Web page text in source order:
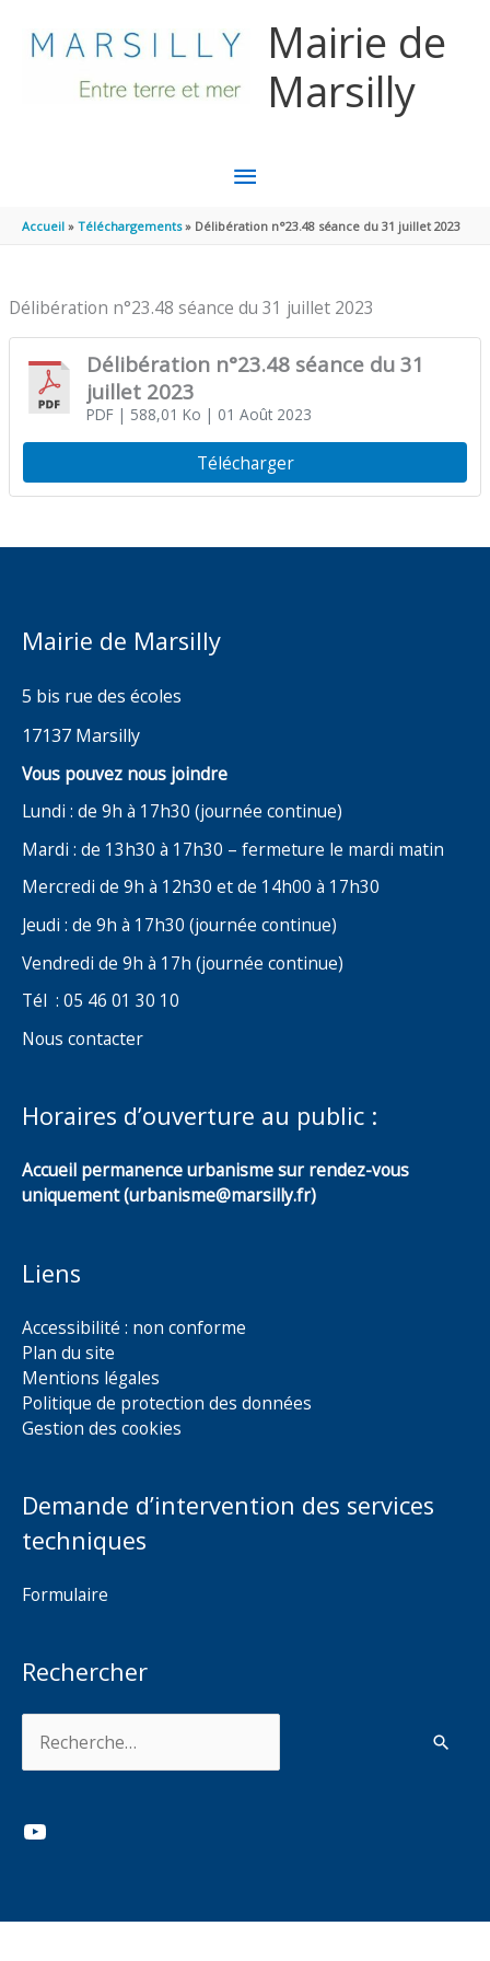
Mairie de
Marsilly
MENU
PRINCIPAL
Accueil Téléchargements Délibération n°23.48 séance du 31 juillet 2023
Délibération n°23.48 séance du 31 juillet 2023
Délibération n°23.48 séance du 31
juillet 2023
PDF| 588,01 Ko | 01 Août 2023
Télécharger
Mairie de Marsilly
5 bis rue des écoles
17137 Marsilly
Vous pouvez nous joindre
Lundi : de 9h à 17h30 (journée continue)
Mardi : de 13h30 à 17h30 – fermeture le mardi matin
Mercredi de 9h à 12h30 et de 14h00 à 17h30
Jeudi : de 9h à 17h30 (journée continue)
Vendredi de 9h à 17h (journée continue)
Tél : 05 46 01 30 10
Nous contacter
Horaires d’ouverture au public :
Accueil permanence urbanisme sur rendez-vous
uniquement (urbanisme@marsilly.fr)
Liens
Accessibilité : non conforme
Plan du site
Mentions légales
Politique de protection des données
Gestion des cookies
Demande d’intervention des services
techniques
Formulaire
Rechercher
YouTube